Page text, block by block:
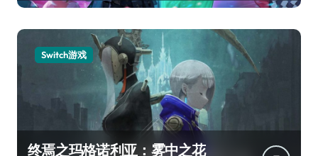
Switch游戏
终焉之玛格诺利亚：雾中之花